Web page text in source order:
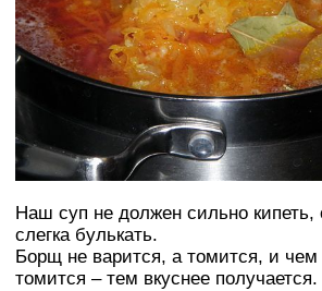
Наш суп не должен сильно
слегка булькать.
Борщ не варится, а томится, и
томится – тем вкуснее получается.